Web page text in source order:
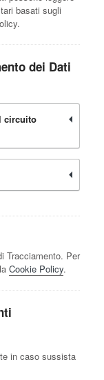
basati sugli
dei Dati
circuito
Tracciamento. Per
Cookie Policy.
in caso sussista